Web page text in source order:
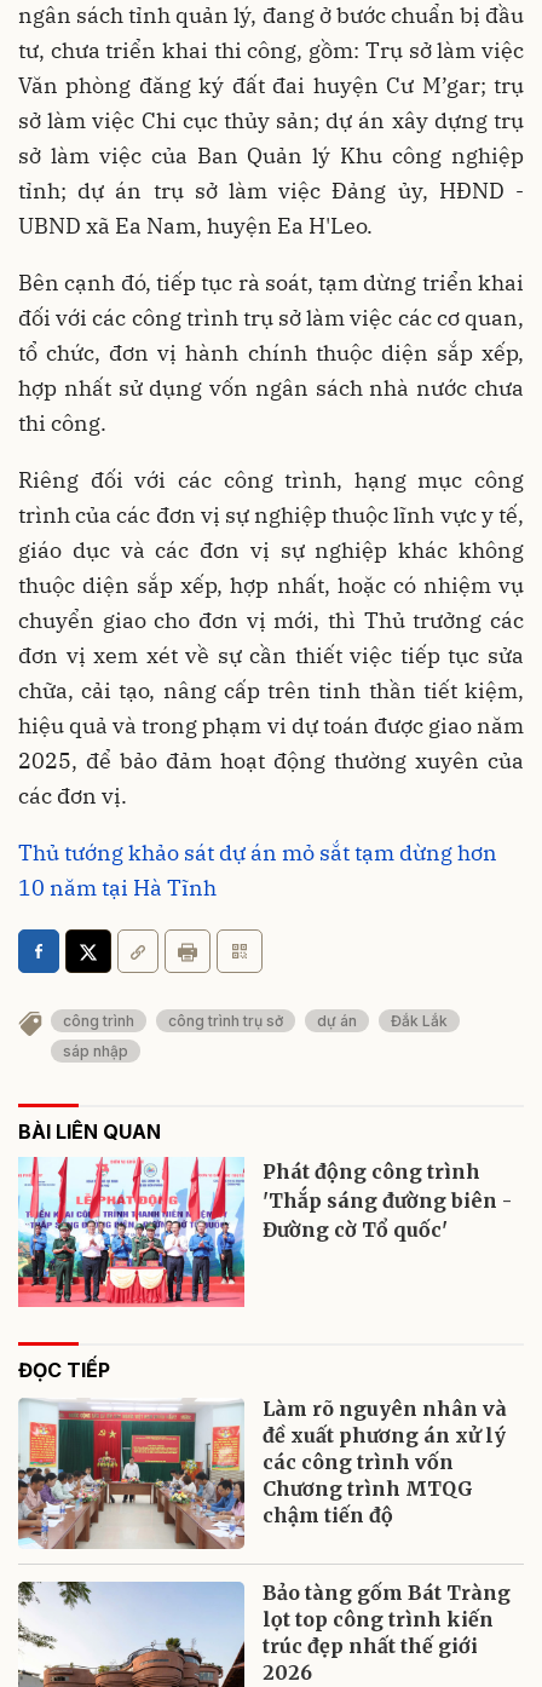
ngân sách tỉnh quản lý, đang ở bước chuẩn bị đầu
tư, chưa triển khai thi công, gồm: Trụ sở làm việc
Văn phòng đăng ký đất đai huyện Cư M’gar; trụ
sở làm việc Chi cục thủy sản; dự án xây dựng trụ
sở làm việc của Ban Quản lý Khu công nghiệp
tỉnh; dự án trụ sở làm việc Đảng ủy, HĐND -
UBND xã Ea Nam, huyện Ea H'Leo.
Bên cạnh đó, tiếp tục rà soát, tạm dừng triển khai
đối với các công trình trụ sở làm việc các cơ quan,
tổ chức, đơn vị hành chính thuộc diện sắp xếp,
hợp nhất sử dụng vốn ngân sách nhà nước chưa
thi công.
Riêng đối với các công trình, hạng mục công
trình của các đơn vị sự nghiệp thuộc lĩnh vực y tế,
giáo dục và các đơn vị sự nghiệp khác không
thuộc diện sắp xếp, hợp nhất, hoặc có nhiệm vụ
chuyển giao cho đơn vị mới, thì Thủ trưởng các
đơn vị xem xét về sự cần thiết việc tiếp tục sửa
chữa, cải tạo, nâng cấp trên tinh thần tiết kiệm,
hiệu quả và trong phạm vi dự toán được giao năm
2025, để bảo đảm hoạt động thường xuyên của
các đơn vị.
Thủ tướng khảo sát dự án mỏ sắt tạm dừng hơn
10 năm tại Hà Tĩnh
công trình công trình trụ sở dự án
Đắk Lắk
sáp nhập
BÀI LIÊN QUAN
Phát động công trình
'Thắp sáng đường biên -
Đường cờ Tổ quốc'
ĐỌC TIẾP
Làm rõ nguyên nhân và
đề xuất phương án xử lý
các công trình vốn
Chương trình MTQG
chậm tiến độ
Bảo tàng gốm Bát Tràng
lọt top công trình kiến
trúc đẹp nhất thế giới
2026